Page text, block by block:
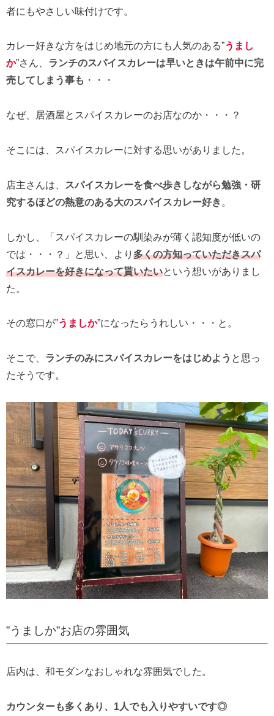
者にもやさしい味付けです。
カレー好きな方をはじめ地元の方にも人気のある”うまし
か”さん、 ランチのスパイスカレーは早いときは午前中に完
売してしまう事も ・・・
なぜ、居酒屋とスパイスカレーのお店なのか・・・？
そこには、スパイスカレーに対する思いがありました。
店主さんは、
スパイスカレーを食べ歩きしながら勉強・研
究するほどの熱意のある大のスパイスカレー好き 。
しかし、「スパイスカレーの馴染みが薄く認知度が低いの
では・・・？」と思い、より 多くの方知っていただきスパ
イスカレーを好きになって貰いたいという想いがありまし
た。
その窓口が”うましか”になったらうれしい・・・と。
そこで、 ランチのみにスパイスカレーをはじめよう と思っ
たそうです。
”うましか”お店の雰囲気
店内は、和モダンなおしゃれな雰囲気でした。
カウンターも多くあり、1人でも入りやすいです◎